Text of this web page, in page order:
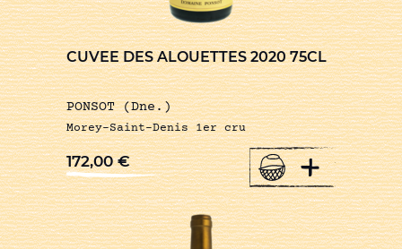
CUVEE DES ALOUETTES 2020 75CL
PONSOT (Dne.)
Morey-Saint-Denis 1er cru
172,00€ +